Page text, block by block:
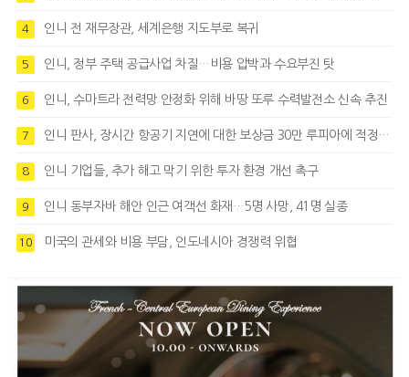
4 인니 전 재무장관, 세계은행 지도부로 복귀
5 인니, 정부 주택 공급사업 차질…비용 압박과 수요부진 탓
6 인니, 수마트라 전력망 안정화 위해 바땅 또루 수력발전소 신속 추진
7 인니 판사, 장시간 항공기 지연에 대한 보상금 30만 루피아에 적정성 제기
8 인니 기업들, 추가 해고 막기 위한 투자 환경 개선 촉구
9 인니 동부자바 해안 인근 여객선 화재…5명 사망, 41명 실종
10 미국의 관세와 비용 부담, 인도네시아 경쟁력 위협